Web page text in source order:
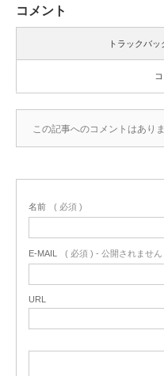
コメント
トラックバッ
この記事へのコメントはありま
名前 ( 必須 )
E-MAIL ( 必須 ) - 公開されません
URL